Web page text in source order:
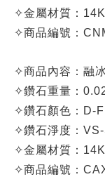
✧金屬材質：
✧商品編號：C
✧商品內容：融冰
✧鑽石重量：
✧鑽石顏色：D-F
✧鑽石淨度：VS-
✧金屬材質：
✧商品編號：CA